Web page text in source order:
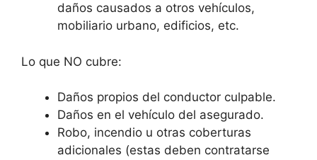
daños causados a otros vehículos,
mobiliario urbano, edificios, etc.
Lo que NO cubre:
Daños propios del conductor culpable.
Daños en el vehículo del asegurado.
Robo, incendio u otras coberturas
adicionales (estas deben contratarse